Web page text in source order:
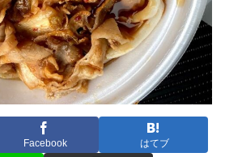
Facebook はてブ